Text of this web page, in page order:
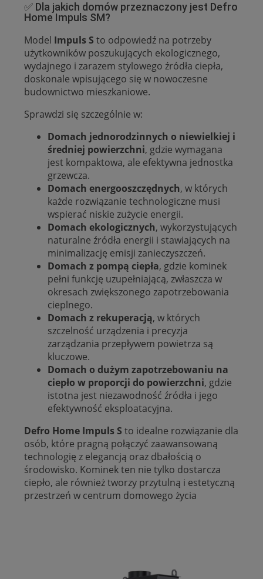
✅ Dla jakich domów przeznaczony jest Defro
Home Impuls SM?
Model Impuls S to odpowiedź na potrzeby
użytkowników poszukujących ekologicznego,
wydajnego i zarazem stylowego źródła ciepła,
doskonale wpisującego się w nowoczesne
budownictwo mieszkaniowe.
Sprawdzi się szczególnie w:
Domach jednorodzinnych o niewielkiej i
średniej powierzchni, gdzie wymagana
jest kompaktowa, ale efektywna jednostka
grzewcza.
Domach energooszczędnych, w których
każde rozwiązanie technologiczne musi
wspierać niskie zużycie energii.
Domach ekologicznych, wykorzystujących
naturalne źródła energii i stawiających na
minimalizację emisji zanieczyszczeń.
Domach z pompą ciepła, gdzie kominek
pełni funkcję uzupełniającą, zwłaszcza w
okresach zwiększonego zapotrzebowania
cieplnego.
Domach z rekuperacją, w których
szczelność urządzenia i precyzja
zarządzania przepływem powietrza są
kluczowe.
Domach o dużym zapotrzebowaniu na
ciepło w proporcji do powierzchni, gdzie
istotna jest niezawodność źródła i jego
efektywność eksploatacyjna.
Defro Home Impuls S to idealne rozwiązanie dla
osób, które pragną połączyć zaawansowaną
technologię z elegancją oraz dbałością o
środowisko. Kominek ten nie tylko dostarcza
ciepło, ale również tworzy przytulną i estetyczną
przestrzeń w centrum domowego życia